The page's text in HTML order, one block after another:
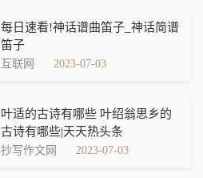
每日速看!神话谱曲笛子_神话简谱
笛子
互联网 2023-07-03
叶适的古诗有哪些 叶绍翁思乡的
古诗有哪些|天天热头条
抄写作文网 2023-07-03